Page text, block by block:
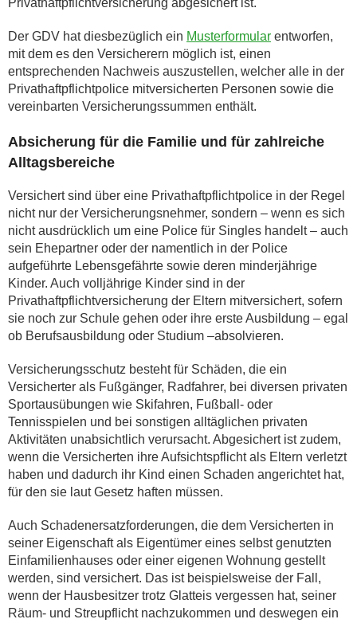
Privathaftpflichtversicherung abgesichert ist.
Der GDV hat diesbezüglich ein Musterformular entworfen,
mit dem es den Versicherern möglich ist, einen
entsprechenden Nachweis auszustellen, welcher alle in der
Privathaftpflichtpolice mitversicherten Personen sowie die
vereinbarten Versicherungssummen enthält.
Absicherung für die Familie und für zahlreiche
Alltagsbereiche
Versichert sind über eine Privathaftpflichtpolice in der Regel
nicht nur der Versicherungsnehmer, sondern – wenn es sich
nicht ausdrücklich um eine Police für Singles handelt – auch
sein Ehepartner oder der namentlich in der Police
aufgeführte Lebensgefährte sowie deren minderjährige
Kinder. Auch volljährige Kinder sind in der
Privathaftpflichtversicherung der Eltern mitversichert, sofern
sie noch zur Schule gehen oder ihre erste Ausbildung – egal
ob Berufsausbildung oder Studium –absolvieren.
Versicherungsschutz besteht für Schäden, die ein
Versicherter als Fußgänger, Radfahrer, bei diversen privaten
Sportausübungen wie Skifahren, Fußball- oder
Tennisspielen und bei sonstigen alltäglichen privaten
Aktivitäten unabsichtlich verursacht. Abgesichert ist zudem,
wenn die Versicherten ihre Aufsichtspflicht als Eltern verletzt
haben und dadurch ihr Kind einen Schaden angerichtet hat,
für den sie laut Gesetz haften müssen.
Auch Schadenersatzforderungen, die dem Versicherten in
seiner Eigenschaft als Eigentümer eines selbst genutzten
Einfamilienhauses oder einer eigenen Wohnung gestellt
werden, sind versichert. Das ist beispielsweise der Fall,
wenn der Hausbesitzer trotz Glatteis vergessen hat, seiner
Räum- und Streupflicht nachzukommen und deswegen ein